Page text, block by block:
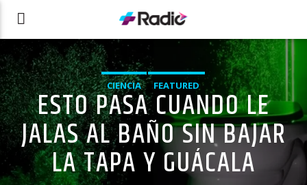
CIENCIA FEATURED
ESTO PASA CUANDO LE
JALAS AL BAÑO SIN BAJAR
LA TAPA Y GUÁCALA